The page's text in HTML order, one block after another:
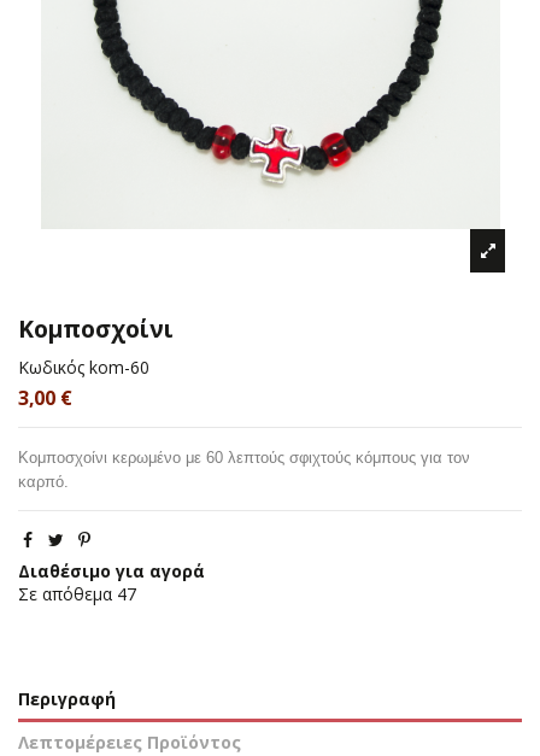
Κομποσχοίνι
Κωδικός kom-60
3,00 €
Κομποσχοίνι κερωμένο με 60 λεπτούς σφιχτούς κόμπους για τον
καρπό.
Διαθέσιμο για αγορά
Σε απόθεμα 47
Περιγραφή
Λεπτομέρειες Προϊόντος